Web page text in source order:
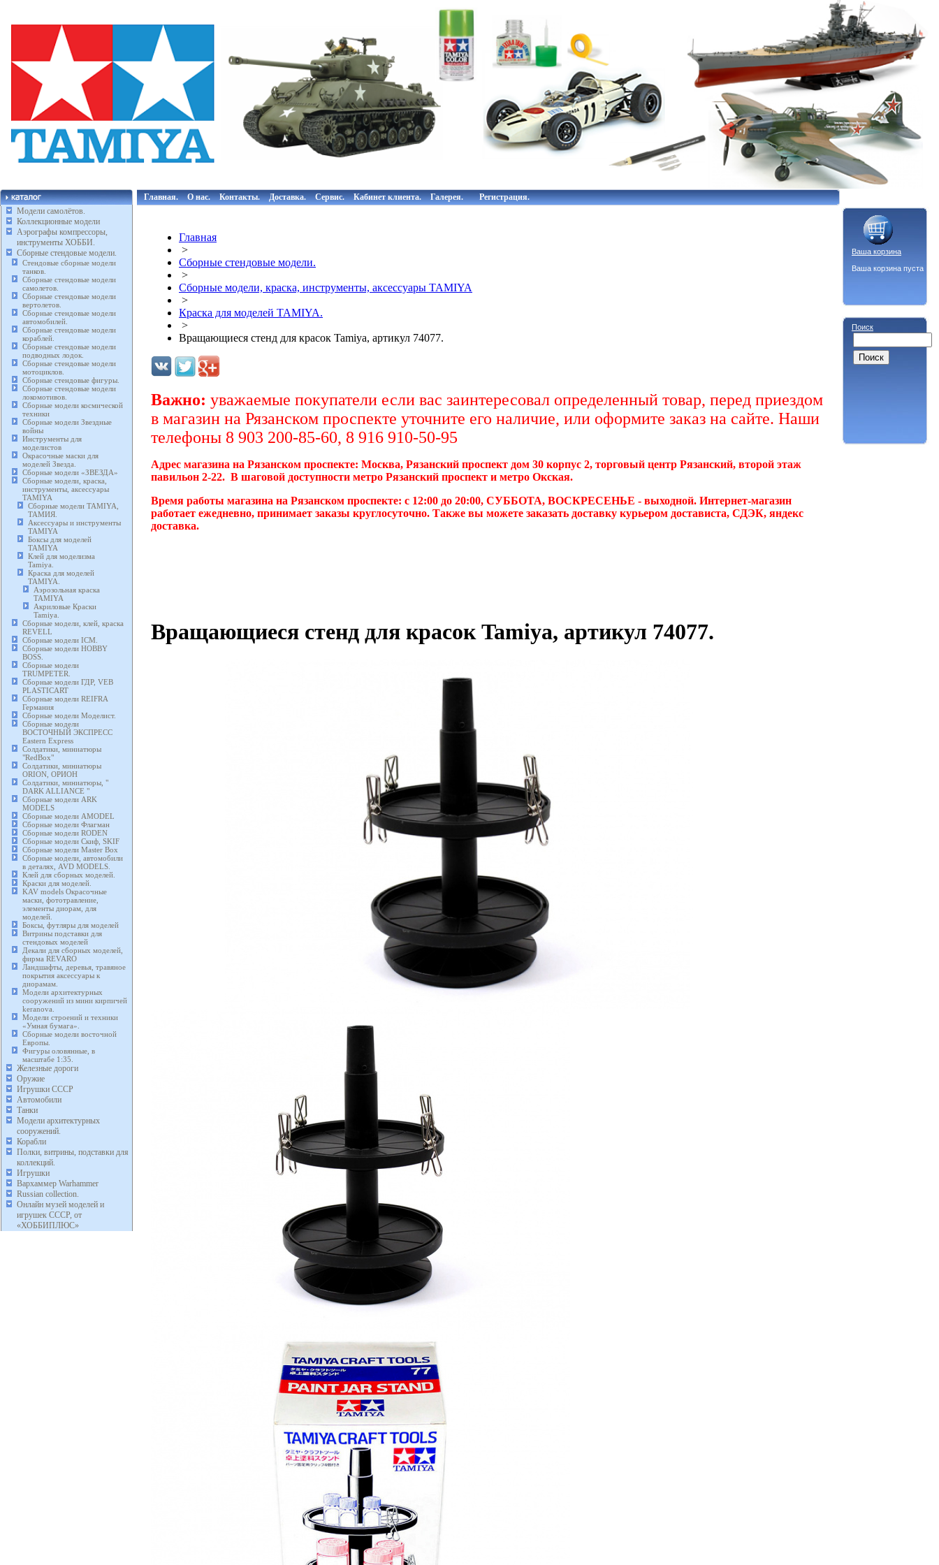
Модели самолётов.
Коллекционные модели
Аэрографы компрессоры,
инструменты ХОББИ.
Сборные стендовые модели.
Стендовые сборные модели
танков.
Сборные стендовые модели
самолетов.
Сборные стендовые модели
вертолетов.
Сборные стендовые модели
автомобилей.
Сборные стендовые модели
кораблей.
Сборные стендовые модели
подводных лодок.
Сборные стендовые модели
мотоциклов.
Сборные стендовые фигуры.
Сборные стендовые модели
локомотивов.
Сборные модели космической
техники
Сборные модели Звездные
войны
Инструменты для
моделистов
Окрасочные маски для
моделей Звезда.
Сборные модели «ЗВЕЗДА»
Сборные модели, краска,
инструменты, аксессуары
TAMIYA
Сборные модели TAMIYA,
ТАМИЯ.
Аксессуары и инструменты
TAMIYA
Боксы для моделей
TAMIYA
Клей для моделизма
Tamiya.
Краска для моделей
TAMIYA.
Аэрозольная краска
TAMIYA
Акриловые Краски
Tamiya.
Сборные модели, клей, краска
REVELL
Сборные модели ICM.
Сборные модели HOBBY
BOSS.
Сборные модели
TRUMPETER.
Сборные модели ГДР, VEB
PLASTICART
Сборные модели REIFRA
Германия
Сборные модели Моделист.
Сборные модели
ВОСТОЧНЫЙ ЭКСПРЕСС
Eastern Express
Солдатики, миниатюры
"RedBox"
Солдатики, миниатюры
ORION, ОРИОН
Солдатики, миниатюры, "
DARK ALLIANCE "
Сборные модели ARK
MODELS
Сборные модели AMODEL
Сборные модели Флагман
Сборные модели RODEN
Сборные модели Скиф, SKIF
Сборные модели Master Box
Сборные модели, автомобили
в деталях, AVD MODELS.
Клей для сборных моделей.
Краски для моделей.
KAV models Окрасочные
маски, фототравление,
элементы диорам, для
моделей.
Боксы, футляры для моделей
Витрины подставки для
стендовых моделей
Декали для сборных моделей,
фирма REVARO
Ландшафты, деревья, травяное
покрытия аксессуары к
диорамам.
Модели архитектурных
сооружений из мини кирпичей
keranova.
Модели строений и техники
«Умная бумага».
Сборные модели восточной
Европы.
Фигуры оловянные, в
масштабе 1:35.
Железные дороги
Оружие
Игрушки СССР
Автомобили
Танки
Модели архитектурных
сооружений.
Корабли
Полки, витрины, подставки для
коллекций.
Игрушки
Вархаммер Warhammer
Russian collection.
Онлайн музей моделей и
игрушек СССР, от
«ХОББИПЛЮС»
Главная. О нас. Контакты. Доставка. Сервис. Кабинет клиента. Галерея. Регистрация.
Главная
>
Сборные стендовые модели.
>
Сборные модели, краска, инструменты, аксессуары TAMIYA
>
Краска для моделей TAMIYA.
>
Вращающиеся стенд для красок Tamiya, артикул 74077.
Важно: уважаемые покупатели если вас заинтересовал определенный товар, перед приездом
в магазин на Рязанском проспекте уточните его наличие, или оформите заказ на сайте. Наши
телефоны 8 903 200-85-60, 8 916 910-50-95
Адрес магазина на Рязанском проспекте: Москва, Рязанский проспект дом 30 корпус 2, торговый центр Рязанский, второй этаж
павильон 2-22. В шаговой доступности метро Рязанский проспект и метро Окская.
Время работы магазина на Рязанском проспекте: с 12:00 до 20:00, СУББОТА, ВОСКРЕСЕНЬЕ - выходной. Интернет-магазин
работает ежедневно, принимает заказы круглосуточно. Также вы можете заказать доставку курьером достависта, СДЭК, яндекс
доставка.
Вращающиеся стенд для красок Tamiya, артикул 74077.
Ваша корзина
Ваша корзина пуста
Поиск